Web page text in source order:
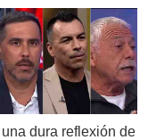
una dura reflexión de